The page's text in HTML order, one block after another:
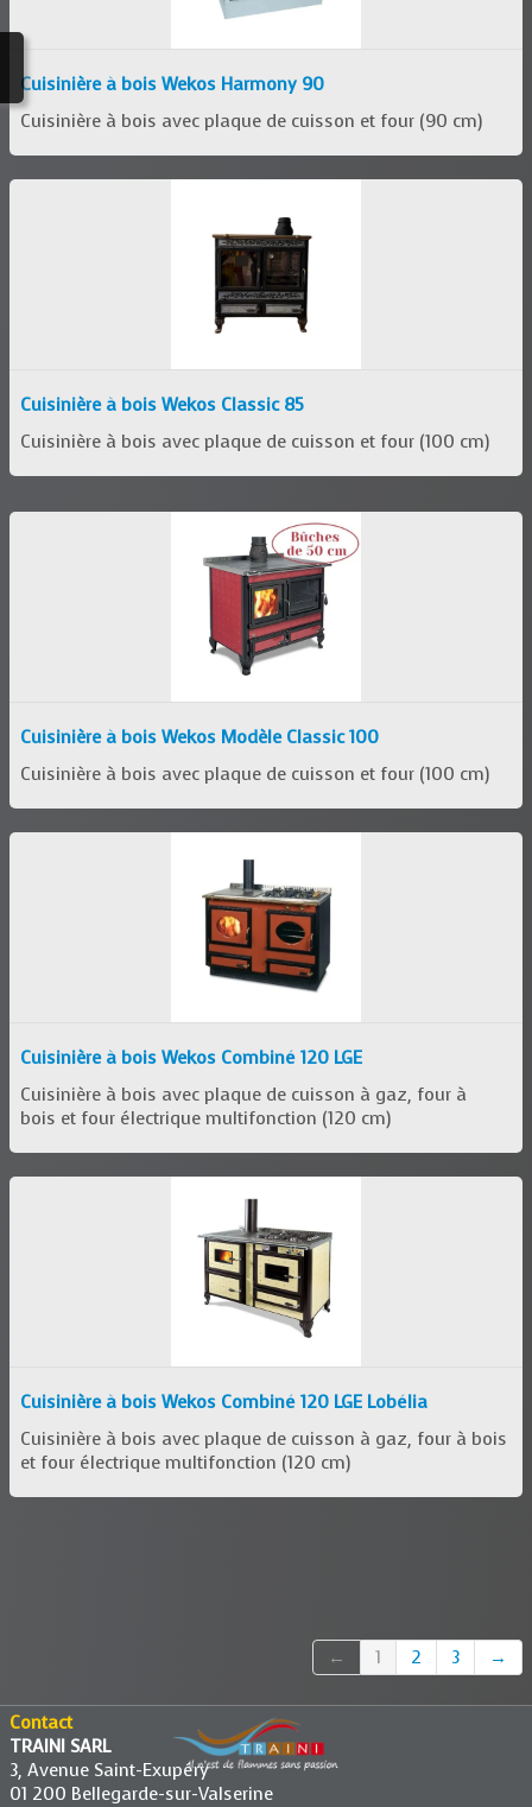
Cuisinière à bois Wekos Harmony 90
Cuisinière à bois avec plaque de cuisson et four (90 cm)
Cuisinière à bois Wekos Classic 85
Cuisinière à bois avec plaque de cuisson et four (100 cm)
Cuisinière à bois Wekos Modèle Classic 100
Cuisinière à bois avec plaque de cuisson et four (100 cm)
Cuisinière à bois Wekos Combiné 120 LGE
Cuisinière à bois avec plaque de cuisson à gaz, four à
bois et four électrique multifonction (120 cm)
Cuisinière à bois Wekos Combiné 120 LGE Lobélia
Cuisinière à bois avec plaque de cuisson à gaz, four à bois
et four électrique multifonction (120 cm)
← 1 2 3 →
Contact
TRAINI SARL
3, Avenue Saint-Exupéry
01 200 Bellegarde-sur-Valserine